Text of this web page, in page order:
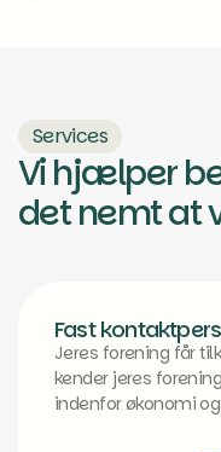
Services
Vi hjælper
det nemt at
Fast
Jeres forening får
kender jeres
indenfor økonomi